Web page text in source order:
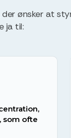
ønsker at
ja til:
som ofte